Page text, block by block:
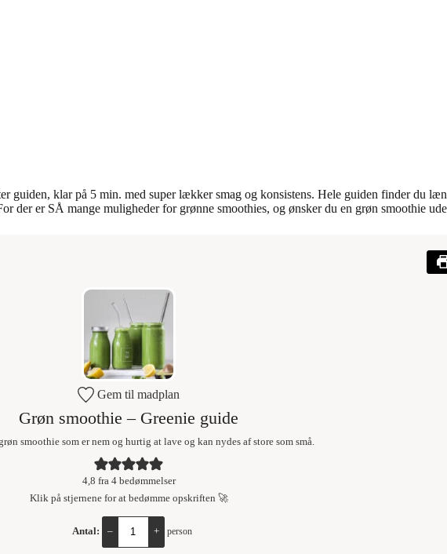
guiden, klar på 5 min. med super lækker smag og konsistens. Hele guiden finder du
der er SÅ mange muligheder for grønne smoothies, og ønsker du en grøn smoothie
Gem til madplan
Grøn smoothie – Greenie guide
smoothie som er nem og hurtig at lave og kan nydes af store som små.
4,8 fra 4bedømmelser
Klik på stjernene for at bedømme opskriften 🚀
Antal: – + person